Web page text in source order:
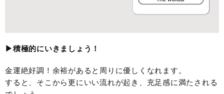
▶︎積極的にいきましょう！
金運絶好調！余裕があると周りに優しくなれます。
すると、そこから更にいい流れが起き、充足感に満たされる